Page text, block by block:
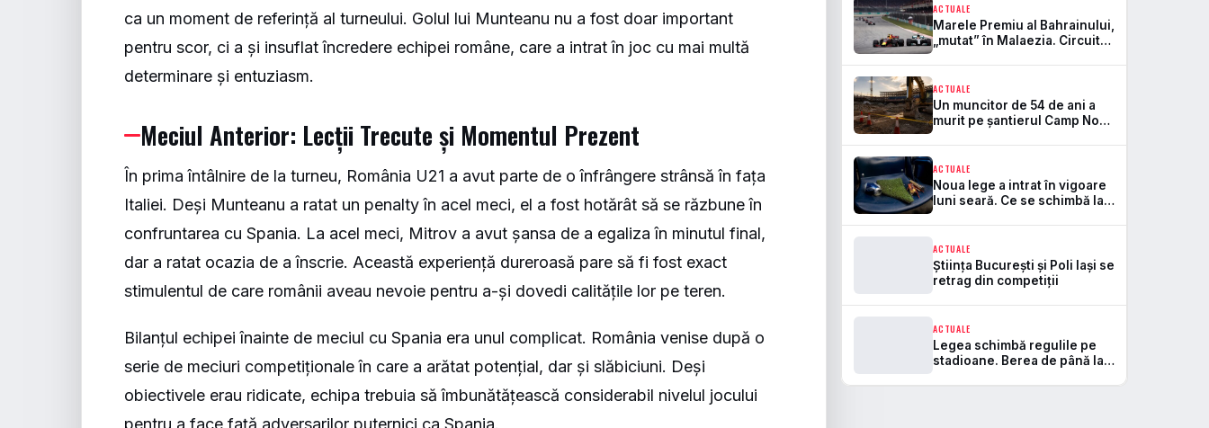
ca un moment de referință al turneului. Golul lui Munteanu nu a fost doar important
pentru scor, ci a și insuflat încredere echipei române, care a intrat în joc cu mai multă
determinare și entuziasm.
Meciul Anterior: Lecții Trecute și Momentul Prezent
În prima întâlnire de la turneu, România U21 a avut parte de o înfrângere strânsă în fața
Italiei. Deși Munteanu a ratat un penalty în acel meci, el a fost hotărât să se răzbune în
confruntarea cu Spania. La acel meci, Mitrov a avut șansa de a egaliza în minutul final,
dar a ratat ocazia de a înscrie. Această experiență dureroasă pare să fi fost exact
stimulentul de care românii aveau nevoie pentru a-și dovedi calitățile lor pe teren.
Bilanțul echipei înainte de meciul cu Spania era unul complicat. România venise după o
serie de meciuri competiționale în care a arătat potențial, dar și slăbiciuni. Deși
obiectivele erau ridicate, echipa trebuia să îmbunătățească considerabil nivelul jocului
pentru a face față adversarilor puternici ca Spania.
ACTUALE
Marele Premiu al Bahrainului,
„mutat” în Malaezia. Circuitul
după 7 ani
ACTUALE
Un muncitor de 54 de ani a
murit pe șantierul Camp Nou.
de la startul lucrărilor
ACTUALE
Noua lege a intrat în vigoare
luni seară. Ce se schimbă la
stadioane
ACTUALE
Știința București și Poli Iași se
retrag din competiții
ACTUALE
Legea schimbă regulile pe
stadioane. Berea de până la